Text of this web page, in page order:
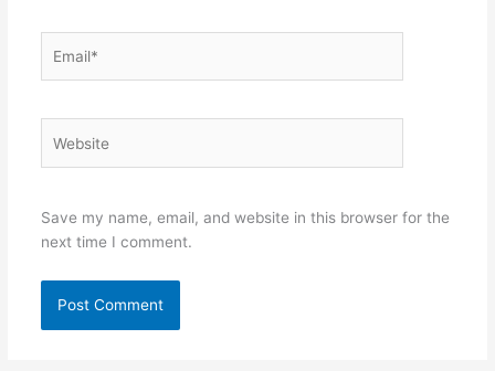
Save my name, email, and website in this browser for the
next time I comment.